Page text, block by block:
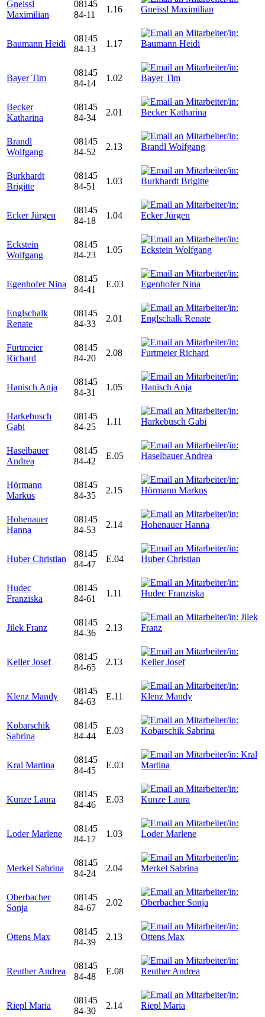
Gneissl
Maximilian
08145
84-11
1.16
Baumann Heidi
08145
84-13
1.17
Bayer Tim
08145
84-14
1.02
Becker
Katharina
08145
84-34
2.01
Brandl
Wolfgang
08145
84-52
2.13
Burkhardt
Brigitte
08145
84-51
1.03
Ecker Jürgen
08145
84-18
1.04
Eckstein
Wolfgang
08145
84-23
1.05
Egenhofer Nina
08145
84-41
E.03
Englschalk
Renate
08145
84-33
2.01
Furtmeier
Richard
08145
84-20
2.08
Hanisch Anja
08145
84-31
1.05
Harkebusch
Gabi
08145
84-25
1.11
Haselbauer
Andrea
08145
84-42
E.05
Hörmann
Markus
08145
84-35
2.15
Hohenauer
Hanna
08145
84-53
2.14
Huber Christian
08145
84-47
E.04
Hudec
Franziska
08145
84-61
1.11
Jilek Franz
08145
84-36
2.13
Keller Josef
08145
84-65
2.13
Klenz Mandy
08145
84-63
E.11
Kobarschik
Sabrina
08145
84-44
E.03
Kral Martina
08145
84-45
E.03
Kunze Laura
08145
84-46
E.03
Loder Marlene
08145
84-17
1.03
Merkel Sabrina
08145
84-24
2.04
Oberbacher
Sonja
08145
84-67
2.02
Ottens Max
08145
84-39
2.13
Reuther Andrea
08145
84-48
E.08
Riepl Maria
08145
84-30
2.14